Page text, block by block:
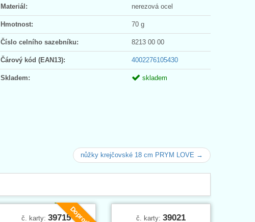
Materiál: nerezová ocel
Hmotnost: 70 g
Číslo celního sazebníku: 8213 00 00
Čárový kód (EAN13): 4002276105430
Skladem: skladem
nůžky krejčovské 18 cm PRYM LOVE →
č. karty: 39715 č. karty: 39021